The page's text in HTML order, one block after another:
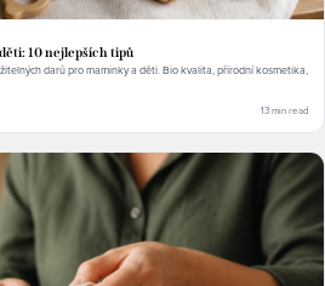
10 nejlepších tipů
darů pro maminky a děti. Bio kvalita, přírodní kosmetika,
13 min read